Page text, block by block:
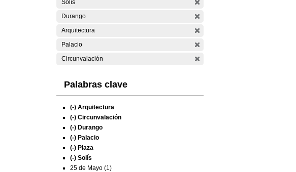
Solís
Durango
Arquitectura
Palacio
Circunvalación
Palabras clave
(-) Arquitectura
(-) Circunvalación
(-) Durango
(-) Palacio
(-) Plaza
(-) Solís
25 de Mayo (1)